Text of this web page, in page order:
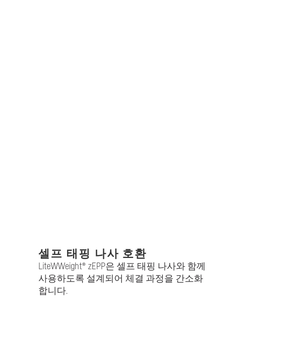
셀프 태핑 나사 호환
LiteWWeight® zEPP은 셀프 태핑 나사와 함께
사용하도록 설계되어 체결 과정을 간소화
합니다.